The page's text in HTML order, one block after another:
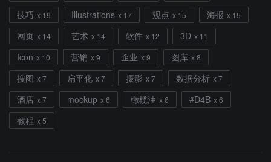
技巧 x 19 Illustrations x 17 观点 x 15 海报 x 15
网页 x 14 艺术 x 14 软件 x 12 3D x 11
Icon x 10 营销 x 9 企业 x 9 图库 x 8
搜图 x 7 扁平化 x 7 摄影 x 7 数据分析 x 7
酒店 x 7 mockup x 6 橄榄油 x 6 #D4B x 6
教程 x 5